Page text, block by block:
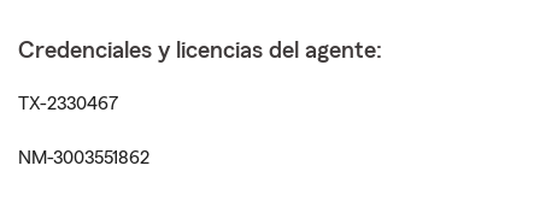
Credenciales y licencias del agente:
TX-2330467
NM-3003551862